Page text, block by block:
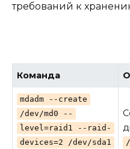
требований к
Команда
mdadm --create
/dev/md0 --
level=raid1 --raid-
devices=2 /dev/sda1